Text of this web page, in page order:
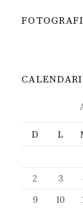
D L
2
3
9
10